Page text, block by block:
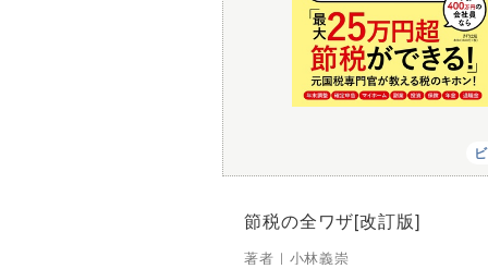
節税の全ワザ[改訂版]
著者｜ 小林義崇